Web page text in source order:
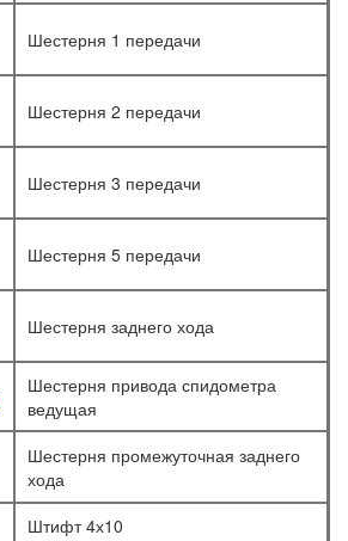
Шестерня 1 передачи
Шестерня 2 передачи
Шестерня 3 передачи
Шестерня 5 передачи
Шестерня заднего хода
Шестерня привода спидометра
ведущая
Шестерня промежуточная заднего
хода
Штифт 4х10